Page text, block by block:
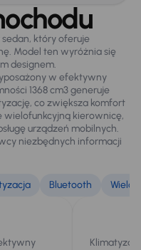
który oferuje
Model ten wyróżnia się
designem.
w efektywny
1368 cm3 generuje
co zwiększa komfort
wielofunkcyjną kierownicę,
urządzeń mobilnych.
niezbędnych informacji
Bluetooth